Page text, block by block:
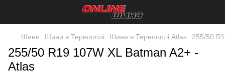
Шини Шини в Тернополі Шини в Тернополі Atlas 255/50
255/50 R19 107W XL Batman A2+ -
Atlas